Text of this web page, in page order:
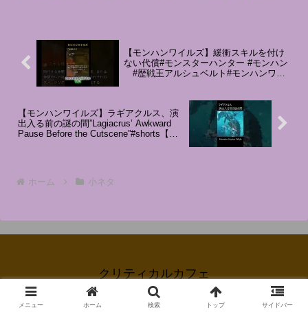
ーシップ特典】 登録はこちら
⇒・メン限生配信アーカイブが見
れ...
心者でも扱いやすいスキル構成‼
...
【モンハンワイルズ】緩衝スキルを付け
ない代償#モンスターハンター #モンハン
#歴戦王アルシュベルト#モンハンワイ
【モンハンワイルズ】ラギアクルス、演
出入る前の謎の間”Lagiacrus’ Awkward
Pause Before the Cutscene”#shorts【小
ホーム 小ネタ
クリティカルカフェ
© 2025 クリティカルカフェ.
メニュー ホーム 検索 トップ サイドバー